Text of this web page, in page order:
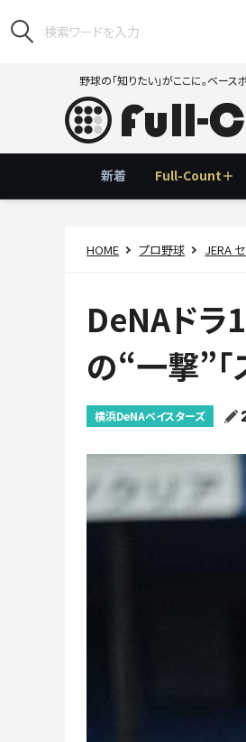
野球の「知りたい」がここに。ベース
新着 Full-Count＋
HOME プロ野球 JERA
DeNAドラ
の“一撃”「
横浜DeNAベイスターズ